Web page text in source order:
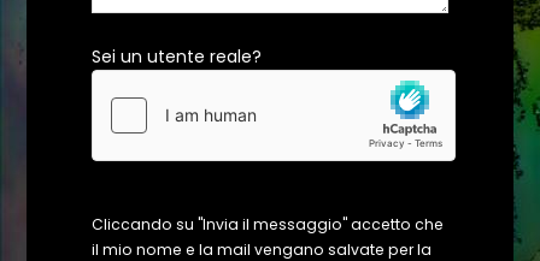
Sei un utente reale?
Cliccando su "Invia il messaggio" accetto che
il mio nome e la mail vengano salvate per la